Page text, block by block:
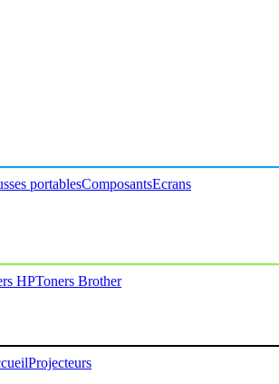
portablesComposantsEcrans
HPToners Brother
Projecteurs